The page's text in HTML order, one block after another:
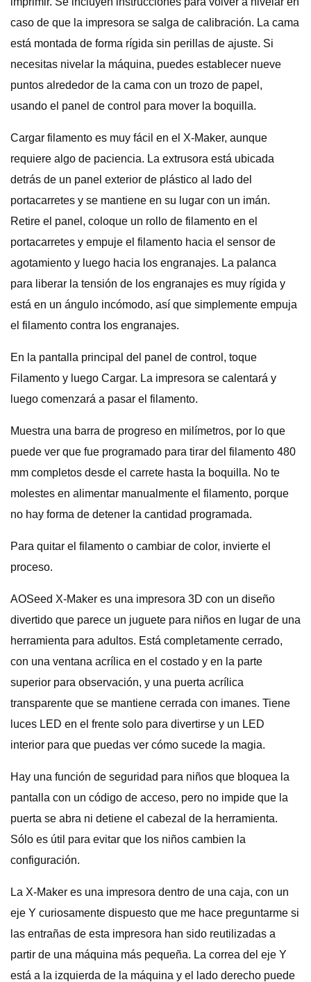
caso de que la impresora se salga de calibración. La cama
está montada de forma rígida sin perillas de ajuste. Si
necesitas nivelar la máquina, puedes establecer nueve
puntos alrededor de la cama con un trozo de papel,
usando el panel de control para mover la boquilla.
Cargar filamento es muy fácil en el X-Maker, aunque
requiere algo de paciencia. La extrusora está ubicada
detrás de un panel exterior de plástico al lado del
portacarretes y se mantiene en su lugar con un imán.
Retire el panel, coloque un rollo de filamento en el
portacarretes y empuje el filamento hacia el sensor de
agotamiento y luego hacia los engranajes. La palanca
para liberar la tensión de los engranajes es muy rígida y
está en un ángulo incómodo, así que simplemente empuja
el filamento contra los engranajes.
En la pantalla principal del panel de control, toque
Filamento y luego Cargar. La impresora se calentará y
luego comenzará a pasar el filamento.
Muestra una barra de progreso en milímetros, por lo que
puede ver que fue programado para tirar del filamento 480
mm completos desde el carrete hasta la boquilla. No te
molestes en alimentar manualmente el filamento, porque
no hay forma de detener la cantidad programada.
Para quitar el filamento o cambiar de color, invierte el
proceso.
AOSeed X-Maker es una impresora 3D con un diseño
divertido que parece un juguete para niños en lugar de una
herramienta para adultos. Está completamente cerrado,
con una ventana acrílica en el costado y en la parte
superior para observación, y una puerta acrílica
transparente que se mantiene cerrada con imanes. Tiene
luces LED en el frente solo para divertirse y un LED
interior para que puedas ver cómo sucede la magia.
Hay una función de seguridad para niños que bloquea la
pantalla con un código de acceso, pero no impide que la
puerta se abra ni detiene el cabezal de la herramienta.
Sólo es útil para evitar que los niños cambien la
configuración.
La X-Maker es una impresora dentro de una caja, con un
eje Y curiosamente dispuesto que me hace preguntarme si
las entrañas de esta impresora han sido reutilizadas a
partir de una máquina más pequeña. La correa del eje Y
está a la izquierda de la máquina y el lado derecho puede